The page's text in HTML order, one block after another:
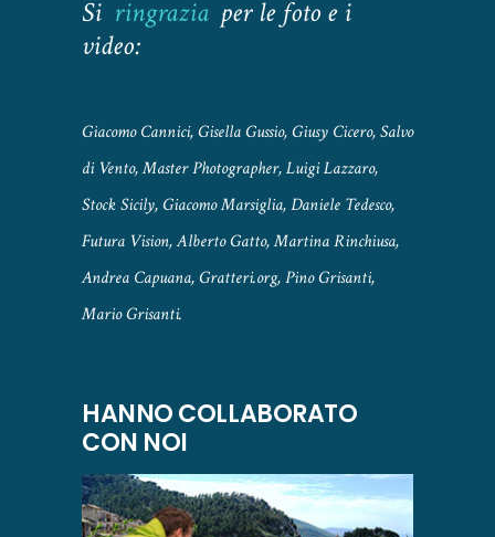
Si ringrazia per le foto e i
video:
Giacomo Cannici, Gisella Gussio, Giusy Cicero, Salvo
di Vento, Master Photographer, Luigi Lazzaro,
Stock Sicily, Giacomo Marsiglia, Daniele Tedesco,
Futura Vision, Alberto Gatto, Martina Rinchiusa,
Andrea Capuana, Gratteri.org, Pino Grisanti,
Mario Grisanti.
HANNO COLLABORATO
CON NOI